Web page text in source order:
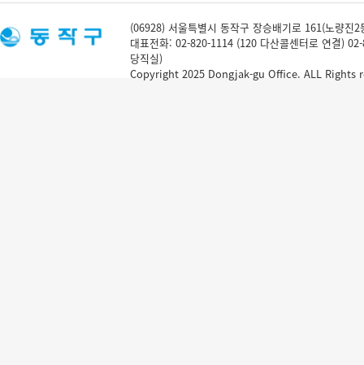
(06928) 서울특별시 동작구 장승배기로 161(노량진2
대표전화: 02-820-1114 (120 다산콜센터로 연결)
당직실)
Copyright 2025 Dongjak-gu Office. ALL Rights